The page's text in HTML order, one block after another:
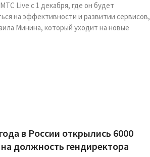
Live с 1 декабря, где он будет
на эффективности и развитии сервисов,
Минина, который уходит на новые
в России открылись 6000
должность гендиректора